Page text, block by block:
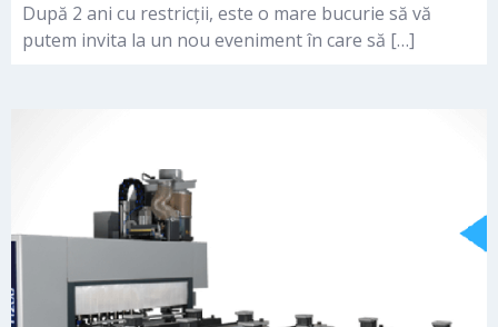
După 2 ani cu restricții, este o mare bucurie să vă
putem invita la un nou eveniment în care să […]